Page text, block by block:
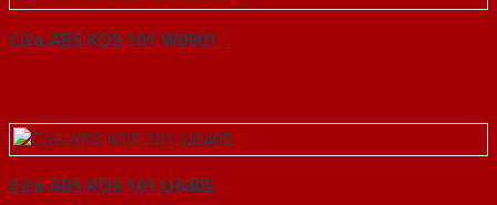
Cửa ABS KOS 101 W0901
Cửa ABS KOS 101 U6405